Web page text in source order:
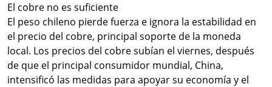
El cobre no es suficiente
El peso chileno pierde fuerza e ignora la estabilidad en
el precio del cobre, principal soporte de la moneda
local. Los precios del cobre subían el viernes, después
de que el principal consumidor mundial, China,
intensificó las medidas para apoyar su economía y el